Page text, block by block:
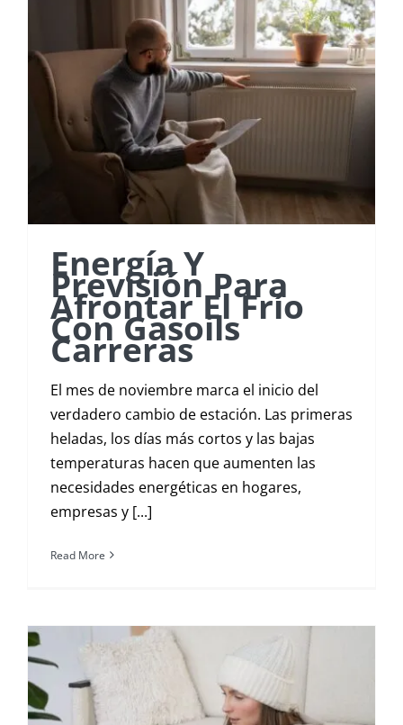
Energía Y
Previsión Para
Afrontar El Frío
Con Gasoils
Carreras
El mes de noviembre marca el inicio del
verdadero cambio de estación. Las primeras
heladas, los días más cortos y las bajas
temperaturas hacen que aumenten las
necesidades energéticas en hogares,
empresas y [...]
Read More